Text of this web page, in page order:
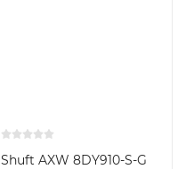
Shuft AXW 8DY910-S-G